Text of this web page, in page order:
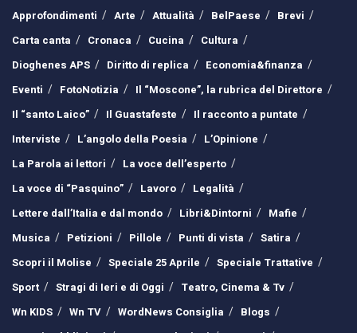
Approfondimenti
Arte Attualità BelPaese
Brevi
Carta canta
Cronaca Cucina
Cultura
Dioghenes APS
Diritto di replica
Economia&finanza
Eventi
FotoNotizia
Il “Moscone”, la rubrica del Direttore
Il “santo Laico”
Il Guastafeste
Il racconto a puntate
Interviste
L’angolo della Poesia
L’Opinione
La Parola ai lettori
La voce dell’esperto
La voce di “Pasquino”
Lavoro
Legalità
Lettere dall’Italia e dal mondo
Libri&Dintorni
Mafie
Musica
Petizioni Pillole Punti di vista
Satira
Scopri il Molise
Speciale 25 Aprile
Speciale Trattative
Sport
Stragi di Ieri e di Oggi
Teatro, Cinema & Tv
Wn KIDS
Wn TV WordNews Consiglia
Blogs